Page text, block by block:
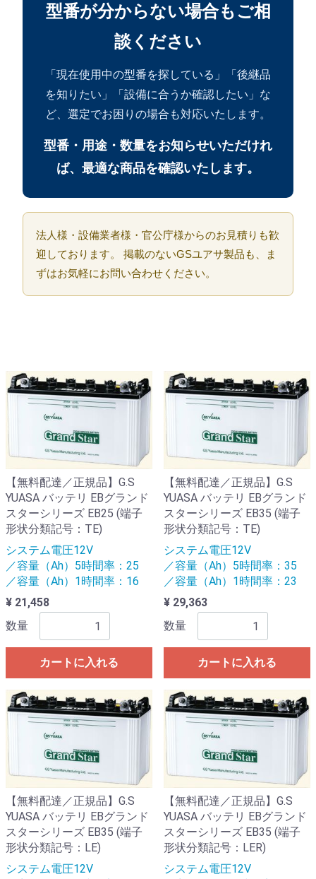
型番が分からない場合もご相
談ください
「現在使用中の型番を探している」「後継品
を知りたい」「設備に合うか確認したい」な
ど、選定でお困りの場合も対応いたします。
型番・用途・数量をお知らせいただけれ
ば、最適な商品を確認いたします。
法人様・設備業者様・官公庁様からのお見積りも歓
迎しております。 掲載のないGSユアサ製品も、ま
ずはお気軽にお問い合わせください。
【無料配達／正規品】G.S
YUASA バッテリ EBグランド
スターシリーズ EB25 (端子
形状分類記号：TE)
システム電圧12V
／容量（Ah）5時間率：25
／容量（Ah）1時間率：16
¥ 21,458
数量
カートに入れる
【無料配達／正規品】G.S
YUASA バッテリ EBグランド
スターシリーズ EB35 (端子
形状分類記号：TE)
システム電圧12V
／容量（Ah）5時間率：35
／容量（Ah）1時間率：23
¥ 29,363
数量
カートに入れる
【無料配達／正規品】G.S
YUASA バッテリ EBグランド
スターシリーズ EB35 (端子
形状分類記号：LE)
システム電圧12V
【無料配達／正規品】G.S
YUASA バッテリ EBグランド
スターシリーズ EB35 (端子
形状分類記号：LER)
システム電圧12V